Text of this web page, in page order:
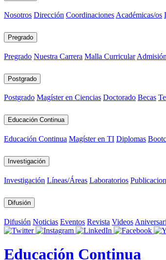
Nosotros Dirección Coordinaciones Académicas/os
Pregrado
Pregrado Nuestra Carrera Malla Curricular Admisión
Postgrado
Postgrado Magíster en Ciencias Doctorado Becas
Educación Continua
Educación Continua Magíster en TI Diplomas
Investigación
Investigación Líneas/Áreas Laboratorios
Difusión
Difusión Noticias Eventos Revista Videos
Educación Continua